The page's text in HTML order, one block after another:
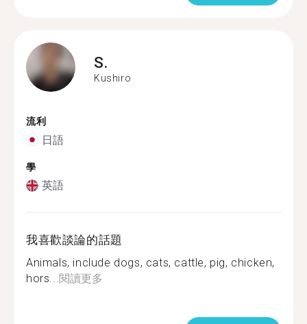
S.
Kushiro
流利
日語
學
英語
我喜歡談論的話題
Animals, include dogs, cats, cattle, pig, chicken,
hors...閱讀更多